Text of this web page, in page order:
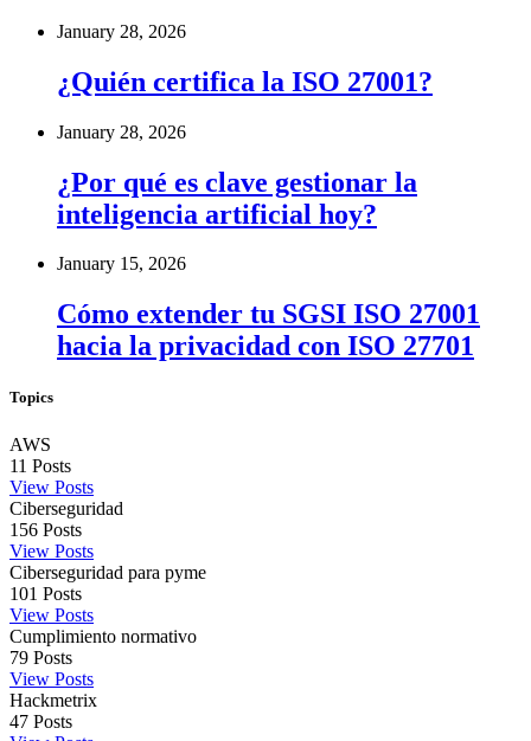
January 28, 2026
¿Quién certifica la ISO 27001?
January 28, 2026
¿Por qué es clave gestionar la
inteligencia artificial hoy?
January 15, 2026
Cómo extender tu SGSI ISO 27001
hacia la privacidad con ISO 27701
Topics
AWS
11 Posts
View Posts
Ciberseguridad
156 Posts
View Posts
Ciberseguridad para pyme
101 Posts
View Posts
Cumplimiento normativo
79 Posts
View Posts
Hackmetrix
47 Posts